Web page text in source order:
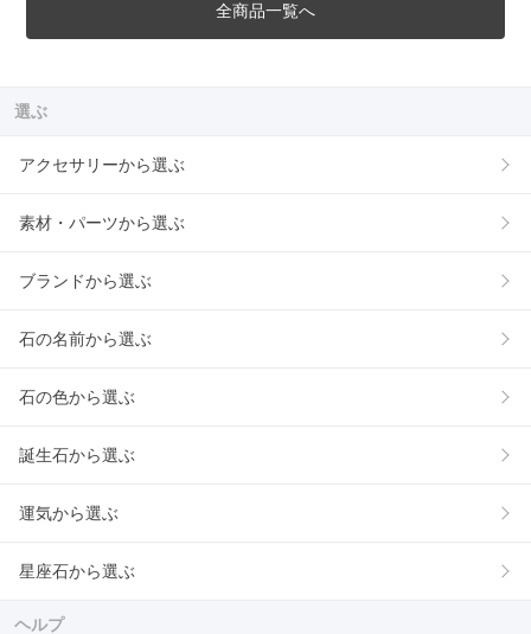
全商品一覧へ
選ぶ
アクセサリーから選ぶ
素材・パーツから選ぶ
ブランドから選ぶ
石の名前から選ぶ
石の色から選ぶ
誕生石から選ぶ
運気から選ぶ
星座石から選ぶ
ヘルプ